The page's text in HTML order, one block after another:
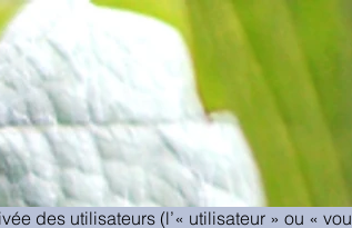
des utilisateurs (l’« utilisateur » ou «